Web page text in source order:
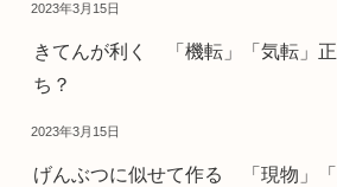
2023年3月15日
きてんが利く 「機転」「気転」
ち？
2023年3月15日
げんぶつに似せて作る 「現物」